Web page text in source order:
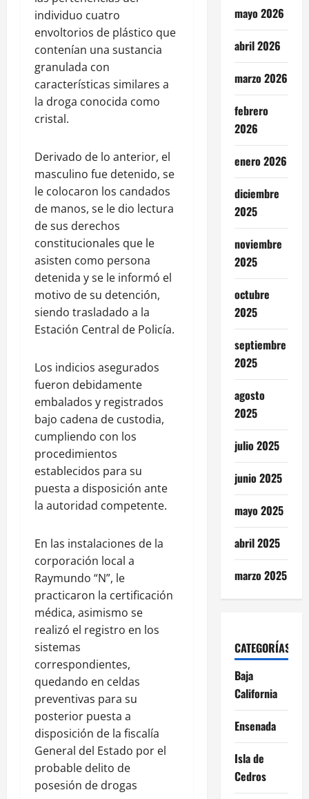
individuo cuatro
envoltorios de plástico que
contenían una sustancia
granulada con
características similares a
la droga conocida como
cristal.
Derivado de lo anterior, el
masculino fue detenido, se
le colocaron los candados
de manos, se le dio lectura
de sus derechos
constitucionales que le
asisten como persona
detenida y se le informó el
motivo de su detención,
siendo trasladado a la
Estación Central de Policía.
Los indicios asegurados
fueron debidamente
embalados y registrados
bajo cadena de custodia,
cumpliendo con los
procedimientos
establecidos para su
puesta a disposición ante
la autoridad competente.
En las instalaciones de la
corporación local a
Raymundo “N”, le
practicaron la certificación
médica, asimismo se
realizó el registro en los
sistemas
correspondientes,
quedando en celdas
preventivas para su
posterior puesta a
disposición de la fiscalía
General del Estado por el
probable delito de
posesión de drogas
mayo 2026
abril 2026
marzo 2026
febrero
2026
enero 2026
diciembre
2025
noviembre
2025
octubre
2025
septiembre
2025
agosto
2025
julio 2025
junio 2025
mayo 2025
abril 2025
marzo 2025
CATEGORÍAS
Baja
California
Ensenada
Isla de
Cedros